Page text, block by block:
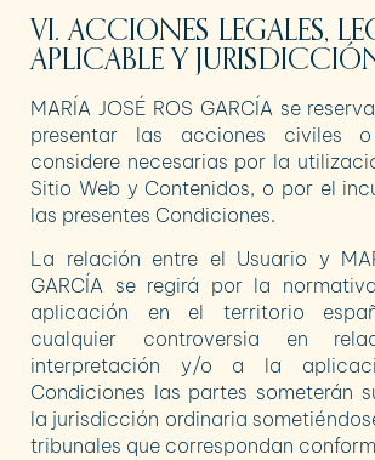
VI. ACCIONES LEGALES,
APLICABLE Y
MARÍA JOSÉ ROS GARCÍA se
presentar las acciones civiles
considere necesarias por la
Sitio Web y Contenidos, o por el
las presentes Condiciones.
La relación entre el Usuario y
GARCÍA se regirá por la
aplicación en el territorio
cualquier controversia en
interpretación y/o a la
Condiciones las partes someterán
la jurisdicción ordinaria
tribunales que correspondan